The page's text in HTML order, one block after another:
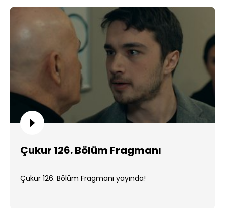
Çukur 126. Bölüm Fragmanı
Çukur 126. Bölüm Fragmanı yayında!